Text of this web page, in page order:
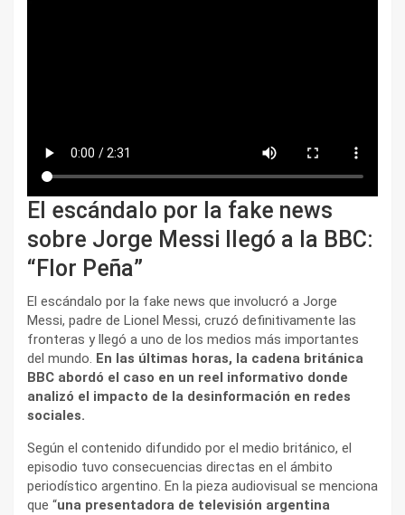
El escándalo por la fake news
sobre Jorge Messi llegó a la BBC:
“Flor Peña”
El escándalo por la fake news que involucró a Jorge
Messi, padre de Lionel Messi, cruzó definitivamente las
fronteras y llegó a uno de los medios más importantes
del mundo. En las últimas horas, la cadena británica
BBC abordó el caso en un reel informativo donde
analizó el impacto de la desinformación en redes
sociales.
Según el contenido difundido por el medio británico, el
episodio tuvo consecuencias directas en el ámbito
periodístico argentino. En la pieza audiovisual se menciona
que “una presentadora de televisión argentina